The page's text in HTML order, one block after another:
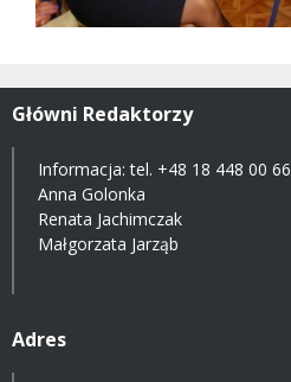
Główni Redaktorzy
Informacja: tel. +48 18 448 00 66
Anna Golonka
Renata Jachimczak
Małgorzata Jarząb
Adres